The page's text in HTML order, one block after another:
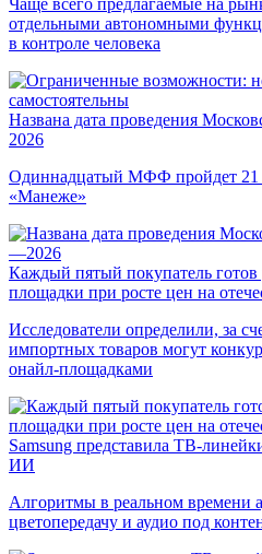
Чаще всего предлагаемые на
отдельными автономными
в контроле человека
Названа дата проведения
2026
Одиннадцатый МФФ пройдет 21
«Манеже»
Каждый пятый покупатель
площадки при росте цен на
Исследователи определили, за
импортных товаров могут
онайл-площадками
Samsung представила ТВ-
ИИ
Алгоритмы в реальном времени
цветопередачу и аудио под